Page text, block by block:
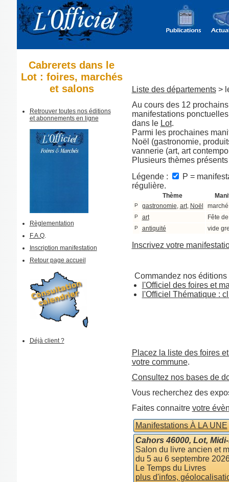
Cabrerets dans le
Lot : foires, marchés
et salons
Retrouver toutes nos éditions
et abonnements en ligne
Règlementation
F.A.Q.
Inscription manifestation
Retour page accueil
Déjà client ?
Liste des départements>
Au cours des 12
manifestations
dans le Lot.
Parmi les prochaines
Noël (gastronomie,
vannerie (art, art
Plusieurs thèmes
Légende :
P =
régulière.
Thème
P gastronomie, art, Noël
P art Fête
P antiquité vide
Inscrivez votre
Commandez nos éditions
l'Officiel des foires et
l'Officiel Thématique :
Placez la liste des foires
votre commune.
Consultez nos bases de
Vous recherchez des
Faites connaitre votre
Manifestations À LA UNE
Cahors 46000, Lot,
Salon du livre ancien et
du 5 au 6 septembre
Le Temps du Livres
plus d'infos,